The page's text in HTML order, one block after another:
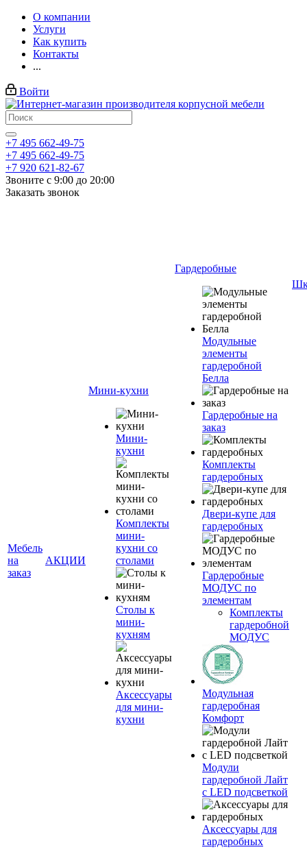
О компании
Услуги
Как купить
Контакты
...
Войти
+7 495 662-49-75
+7 495 662-49-75
+7 920 621-82-67
Звоните с 9:00 до 20:00
Заказать звонок
Мебель
на
заказ
АКЦИИ
Мини-кухни
Мини-
кухни
Комплекты
мини-
кухни со
столами
Столы к
мини-
кухням
Аксессуары
для мини-
кухни
Гардеробные
Модульные
элементы
гардеробной
Белла
Гардеробные на
заказ
Комплекты
гардеробных
Двери-купе для
гардеробных
Гардеробные
МОДУС по
элементам
Комплекты
гардеробной
МОДУС
Модульная
гардеробная
Комфорт
Модули
гардеробной Лайт
с LED подсветкой
Аксессуары для
гардеробных